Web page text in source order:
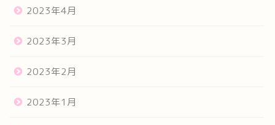
2023年4月
2023年3月
2023年2月
2023年1月